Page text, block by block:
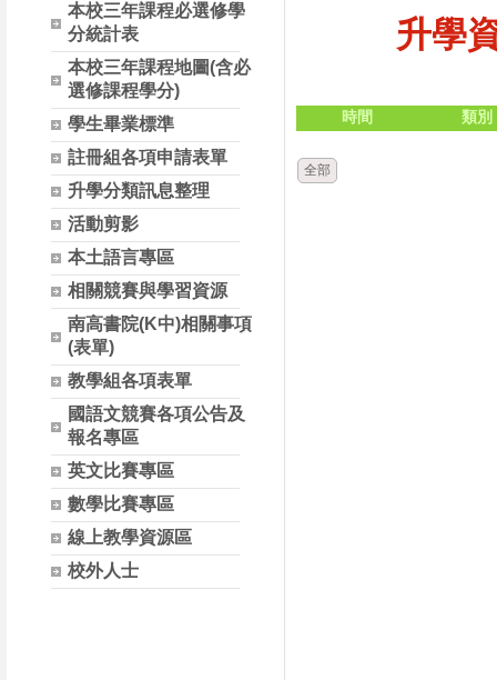
本校三年課程必選修學
分統計表
本校三年課程地圖(含必
選修課程學分)
學生畢業標準
註冊組各項申請表單
升學分類訊息整理
活動剪影
本土語言專區
相關競賽與學習資源
南高書院(K中)相關事項
(表單)
教學組各項表單
國語文競賽各項公告及
報名專區
英文比賽專區
數學比賽專區
線上教學資源區
校外人士
升學
時間 類別
全部